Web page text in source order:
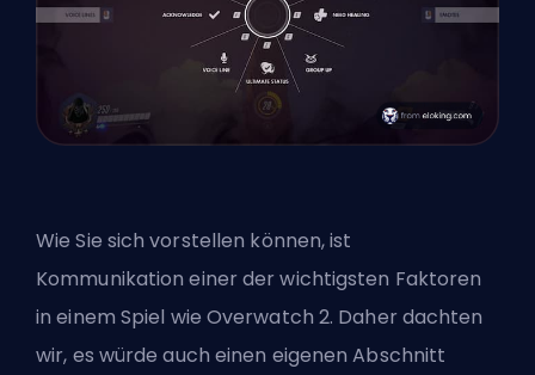
Wie Sie sich vorstellen können, ist
Kommunikation einer der wichtigsten Faktoren
in einem Spiel wie Overwatch 2. Daher dachten
wir, es würde auch einen eigenen Abschnitt